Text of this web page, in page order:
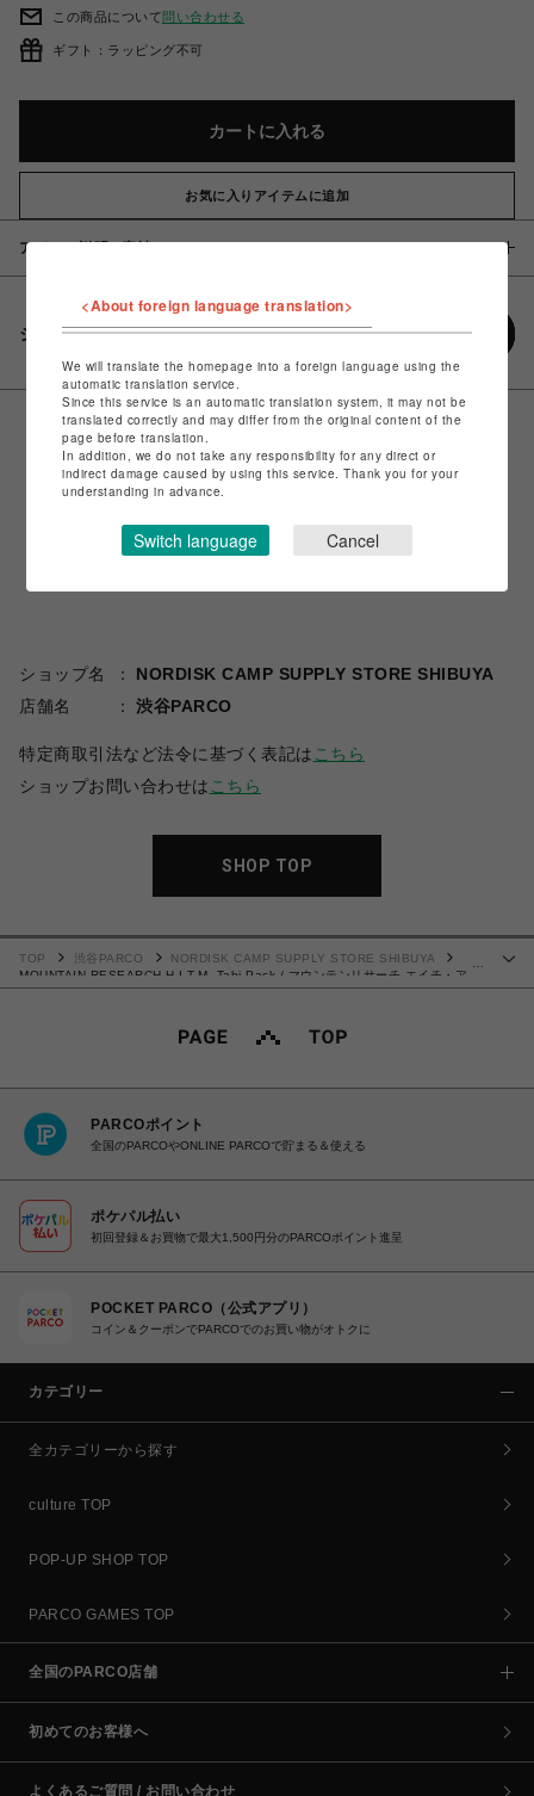
この商品について問い合わせる
ギフト：ラッピング不可
カートに入れる
お気に入りアイテムに追加
アイテム説明 / 素材
シェアする
ショップ名
NORDISK CAMP SUPPLY STORE SHIBUYA
店舗名
渋谷PARCO
特定商取引法など法令に基づく表記は こちら
ショップお問い合わせは こちら
SHOP TOP
TOP 渋谷PARCO
NORDISK CAMP SUPPLY STORE SHIBUYA
MOUNTAIN RESEARCH H.I.T.M. Tabi Pack / マウンテンリサーチ エイチ・ア
イ・ティー・エム タビ パック
PARCOポイント
全国のPARCOやONLINE PARCOで貯まる＆使える
ポケパル払い
初回登録＆お買物で最大1,500円分のPARCOポイント進呈
POCKET PARCO（公式アプリ）
コイン＆クーポンでPARCOでのお買い物がオトクに
カテゴリー
全カテゴリーから探す
culture TOP
POP-UP SHOP TOP
PARCO GAMES TOP
全国のPARCO店舗
初めてのお客様へ
よくあるご質問 / お問い合わせ
<About foreign language translation>
We will translate the homepage into a foreign language using the
automatic translation service.
Since this service is an automatic translation system, it may not be
translated correctly and may differ from the original content of the
page before translation.
In addition, we do not take any responsibility for any direct or
indirect damage caused by using this service. Thank you for your
understanding in advance.
Switch language Cancel